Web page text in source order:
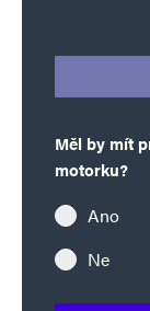
Měl by mít
motorku?
Ano
Ne